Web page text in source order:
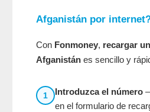
Afganistán por
Con Fonmoney, recargar
Afganistán es sencillo y
1 Introduzca el número
en el formulario de